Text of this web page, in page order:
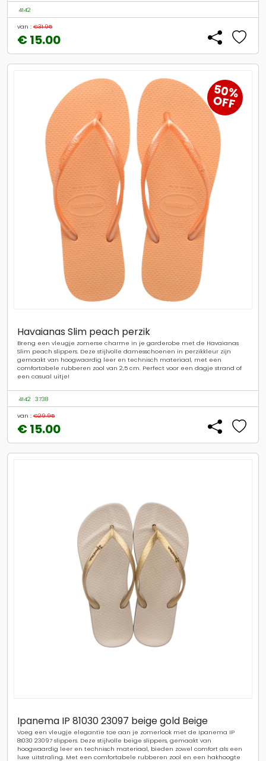
4142
van : €31.95
€ 15.00
50%
OFF
Havaianas Slim peach perzik
Breng een vleugje zomerse charme in je garderobe met de Havaianas
Slim peach slippers. Deze stijlvolle damesschoenen in perzikkleur zijn
gemaakt van hoogwaardig leer en technisch materiaal, met een
comfortabele rubberen zool van 2,5 cm. Perfect voor een dagje strand of
een casual uitje!
4142 3738
van : €29.95
€ 15.00
Ipanema IP 81030 23097 beige gold Beige
Voeg een vleugje elegantie toe aan je zomerlook met de Ipanema IP
81030 23097 slippers. Deze stijlvolle beige slippers, gemaakt van
hoogwaardig leer en technisch materiaal, bieden zowel comfort als een
luxe uitstraling. Met een comfortabele rubberen zool en een hakhoogte